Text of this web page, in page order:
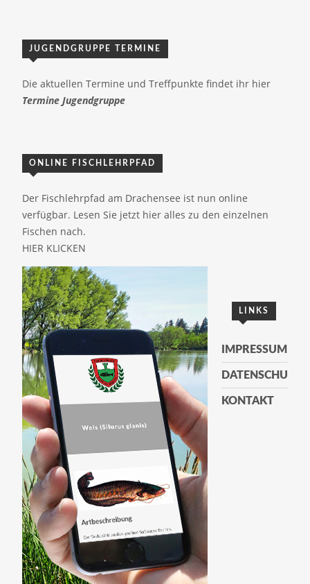
JUGENDGRUPPE TERMINE
Die aktuellen Termine und Treffpunkte findet ihr hier
Termine Jugendgruppe
ONLINE FISCHLEHRPFAD
Der Fischlehrpfad am Drachensee ist nun online
verfügbar. Lesen Sie jetzt hier alles zu den einzelnen
Fischen nach.
HIER KLICKEN
LINKS
IMPRESSUM
KONTAKT